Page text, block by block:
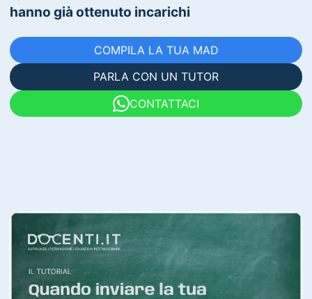
hanno già ottenuto incarichi
COMPILA LA TUA MAD
PARLA CON UN TUTOR
CONTATTACI